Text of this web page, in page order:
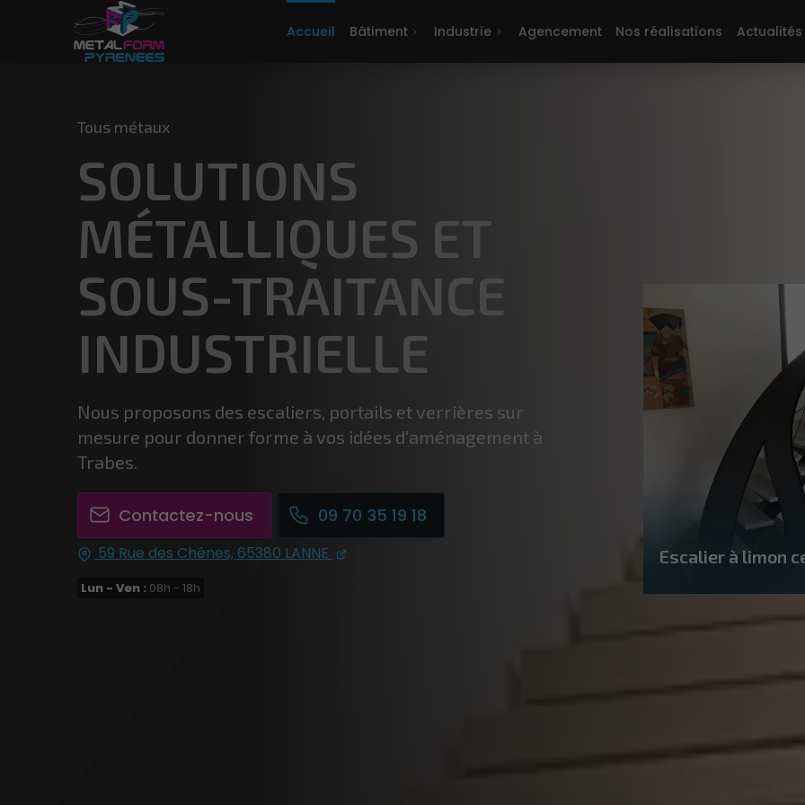
Accueil Bâtiment Industrie Agencement Nos réalisations Actualités
Tous métaux
SOLUTIONS
MÉTALLIQUES ET
SOUS-TRAITANCE
INDUSTRIELLE
Nous proposons des escaliers, portails et verrières sur
mesure pour donner forme à vos idées d'aménagement à
Trabes.
Contactez-nous 09 70 35 19 18
59 Rue des Chênes, 65380 LANNE
Lun - Ven : 08h - 18h
Escalier à limon